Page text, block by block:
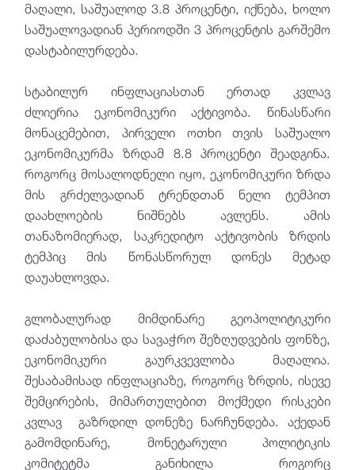
მაღალი, საშუალოდ 3.8 პროცენტი, იქნება, ხოლო
საშუალოვადიან პერიოდში 3 პროცენტის გარშემო
დასტაბილურდება.
სტაბილურ ინფლაციასთან ერთად კვლავ
ძლიერია ეკონომიკური აქტივობა. წინასწარი
მონაცემებით, პირველი ოთხი თვის საშუალო
ეკონომიკურმა ზრდამ 8.8 პროცენტი შეადგინა.
როგორც მოსალოდნელი იყო, ეკონომიკური ზრდა
მის გრძელვადიან ტრენდთან ნელი ტემპით
დაახლოების ნიშნებს ავლენს. ამის
თანაზომიერად, საკრედიტო აქტივობის ზრდის
ტემპიც მის წონასწორულ დონეს მეტად
დაუახლოვდა.
გლობალურად მიმდინარე გეოპოლიტიკური
დაძაბულობისა და სავაჭრო შეზღუდვების ფონზე,
ეკონომიკური გაურკვევლობა მაღალია.
შესაბამისად ინფლაციაზე, როგორც ზრდის, ისევე
შემცირების, მიმართულებით მოქმედი რისკები
კვლავ გაზრდილ დონეზე ნარჩუნდება. აქედან
გამომდინარე, მონეტარული პოლიტიკის
კომიტეტმა განიხილა როგორც